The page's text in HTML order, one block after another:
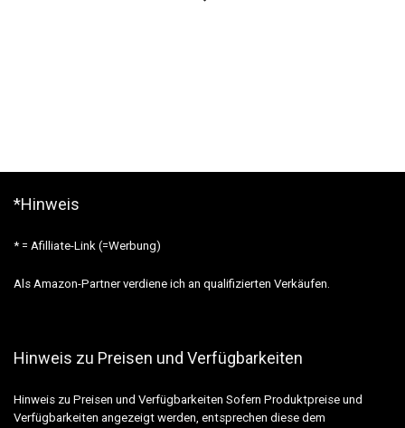
*Hinweis
* = Afilliate-Link (=Werbung)
Als Amazon-Partner verdiene ich an qualifizierten Verkäufen.
Hinweis zu Preisen und Verfügbarkeiten
Hinweis zu Preisen und Verfügbarkeiten Sofern Produktpreise und
Verfügbarkeiten angezeigt werden, entsprechen diese dem